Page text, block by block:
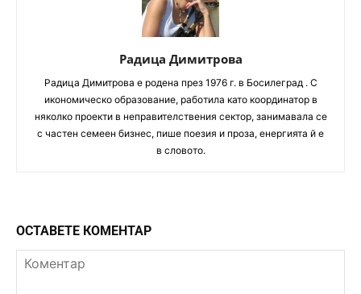
Радица Димитрова
Радица Димитрова e родена през 1976 г. в Босилеград . С
икономическо образование, работила като координатор в
няколко проекти в неправителствения сектор, занимавала се
с частен семеен бизнес, пише поезия и проза, енергията й е
в словото.
ОСТАВЕТЕ КОМЕНТАР